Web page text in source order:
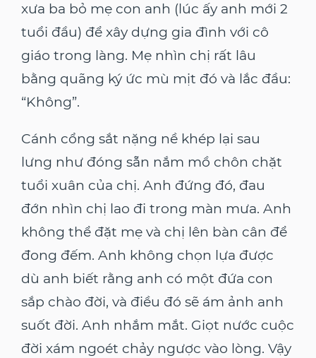
xưa ba bỏ mẹ con anh (lúc ấy anh mới 2
tuổi đầu) để xây dựng gia đình với cô
giáo trong làng. Mẹ nhìn chị rất lâu
bằng quãng ký ức mù mịt đó và lắc đầu:
“Không”.
Cánh cổng sắt nặng nề khép lại sau
lưng như đóng sẵn nắm mồ chôn chặt
tuổi xuân của chị. Anh đứng đó, đau
đớn nhìn chị lao đi trong màn mưa. Anh
không thể đặt mẹ và chị lên bàn cân để
đong đếm. Anh không chọn lựa được
dù anh biết rằng anh có một đứa con
sắp chào đời, và điều đó sẽ ám ảnh anh
suốt đời. Anh nhắm mắt. Giọt nước cuộc
đời xám ngoét chảy ngược vào lòng. Vậy